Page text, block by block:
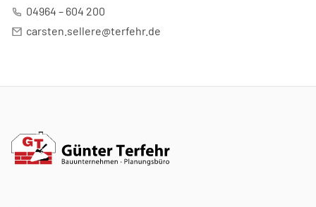
04964 – 604 200
carsten.sellere@terfehr.de